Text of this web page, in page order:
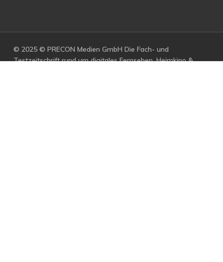
© 2025 © PRECON Medien GmbH Die Fach- und
Testzeitschrift rund um digitales Fernsehen, Heimkino &